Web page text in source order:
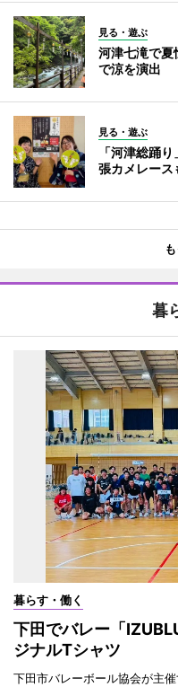
見る・遊ぶ
河津七滝で
で涼を演出
見る・遊ぶ
「河津総踊
張カメレース
暮
暮らす・働く
下田でバレー「
ジナルTシャツ
下田市バレーボール協会が主